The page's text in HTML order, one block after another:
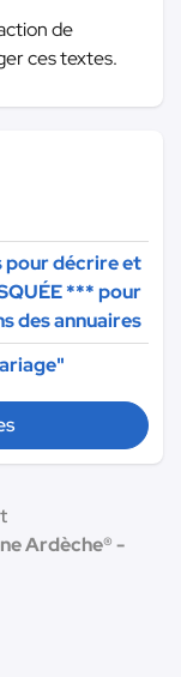
de
ces textes.
pour décrire et
***pour
des annuaires
Ardèche® -